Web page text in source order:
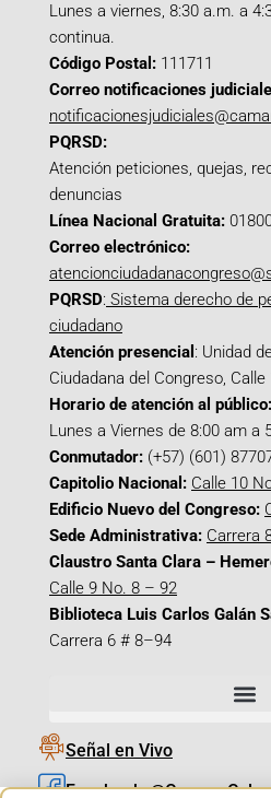
Lunes a viernes, 8:30 a.m. a
continua.
Código Postal: 111711
Correo notificaciones
PQRSD:
Atención peticiones, quejas,
denuncias
Línea Nacional Gratuita:
Correo electrónico:
PQRSD: Sistema derecho de
ciudadano
Atención presencial : Unidad
Ciudadana del Congreso,
Horario de atención al público:
Lunes a Viernes de 8:00 am a
Conmutador: (+57) (601)
Capitolio Nacional: Calle 10
Edificio Nuevo del Congreso:
Sede Administrativa: Carrera
Claustro Santa Clara –
Calle 9 No. 8 – 92
Biblioteca Luis Carlos Galán
Carrera 6 # 8–94
Señal en Vivo